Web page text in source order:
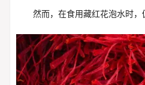
然而，在食用藏红花泡水时，